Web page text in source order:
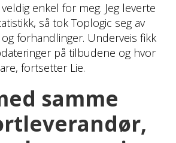
enkel for meg. Jeg leverte
så tok Toplogic seg av
forhandlinger. Underveis fikk
på tilbudene og hvor
fortsetter Lie.
samme